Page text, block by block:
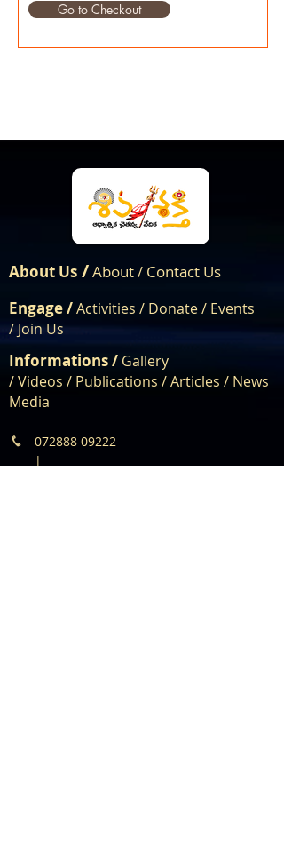
Go to Checkout
About Us /About/ Contact Us
Engage /Activities / Donate / Events
/ Join Us
Informations / Gallery
/Videos / Publications /Articles / News
Media
072888 09222
|